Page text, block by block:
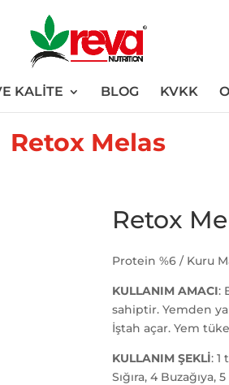
KALİTE BLOG KVKK
Retox Melas
Retox
Protein %6 / Kuru
KULLANIM AMACI:
sahiptir. Yemden
İştah açar. Yem
KULLANIM ŞEKLİ: 1
Sığıra, 4